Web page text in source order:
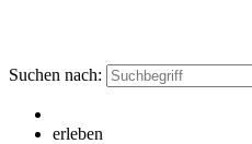
Suchen nach:
erleben